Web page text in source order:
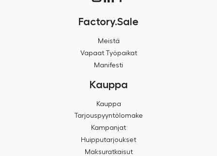
Factory.Sale
Meistä
Vapaat Työpaikat
Manifesti
Kauppa
Kauppa
Tarjouspyyntölomake
Kampanjat
Huipputarjoukset
Maksuratkaisut